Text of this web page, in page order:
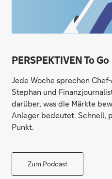
PERSPEKTIVEN To Go
Jede Woche sprechen
Stephan und
darüber, was die Märkte
Anleger bedeutet. Schnell,
Punkt.
Zum Podcast